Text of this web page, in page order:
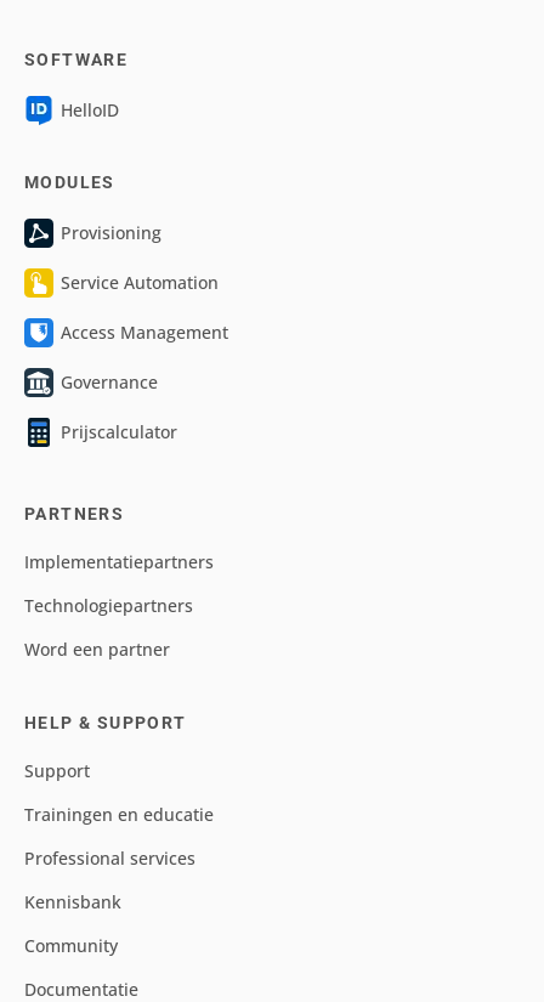
SOFTWARE
HelloID
MODULES
Provisioning
Service Automation
Access Management
Governance
Prijscalculator
PARTNERS
Implementatiepartners
Technologiepartners
Word een partner
HELP & SUPPORT
Support
Trainingen en educatie
Professional services
Kennisbank
Community
Documentatie